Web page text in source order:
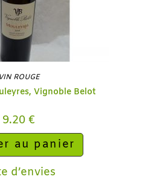
VIN ROUGE
Vignoble Belot
9.20 €
au panier
d’envies